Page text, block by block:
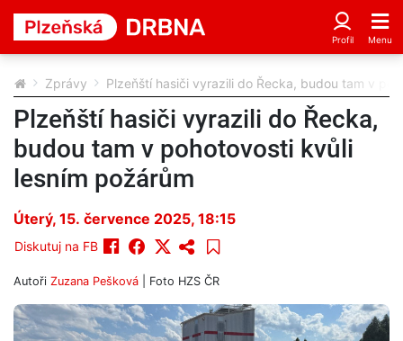
Zprávy Plzeňští hasiči vyrazili do Řecka, budou tam v
Plzeňští hasiči vyrazili do Řecka,
budou tam v pohotovosti kvůli
lesním požárům
Úterý, 15. července 2025, 18:15
Diskutuj na FB
Autoři Zuzana Pešková | Foto HZS ČR